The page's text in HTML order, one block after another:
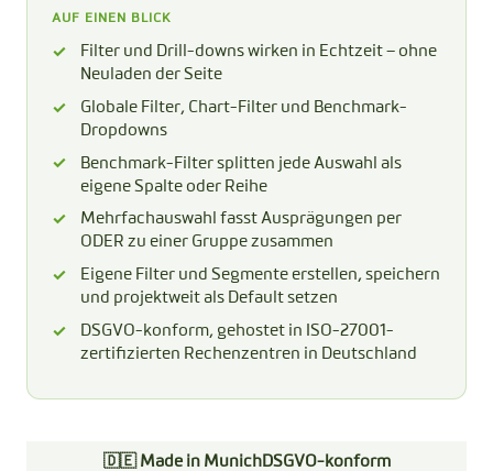
AUF EINEN BLICK
Filter und Drill-downs wirken in Echtzeit – ohne
Neuladen der Seite
Globale Filter, Chart-Filter und Benchmark-
Dropdowns
Benchmark-Filter splitten jede Auswahl als
eigene Spalte oder Reihe
Mehrfachauswahl fasst Ausprägungen per
ODER zu einer Gruppe zusammen
Eigene Filter und Segmente erstellen, speichern
und projektweit als Default setzen
DSGVO-konform, gehostet in ISO-27001-
zertifizierten Rechenzentren in Deutschland
🇩🇪 Made in MunichDSGVO-konform